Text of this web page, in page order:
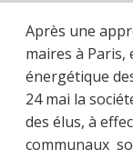
Après une
maires à Paris,
énergétique
24 mai la
des élus, à
communaux